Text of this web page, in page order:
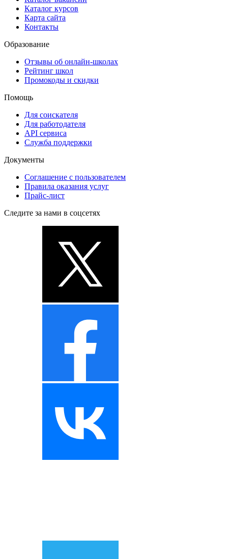
Каталог курсов
Карта сайта
Контакты
Образование
Отзывы об онлайн-школах
Рейтинг школ
Промокоды и скидки
Помощь
Для соискателя
Для работодателя
API сервиса
Служба поддержки
Документы
Соглашение с пользователем
Правила оказания услуг
Прайс-лист
Следите за нами в соцсетях